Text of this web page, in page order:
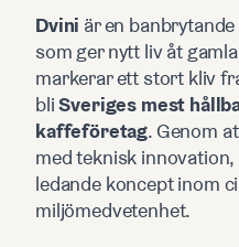
Dvini är en
som ger nytt liv åt
markerar ett stort kliv
bliSveriges mest
kaffeföretag. Genom
med teknisk
ledande koncept inom
miljömedvetenhet.